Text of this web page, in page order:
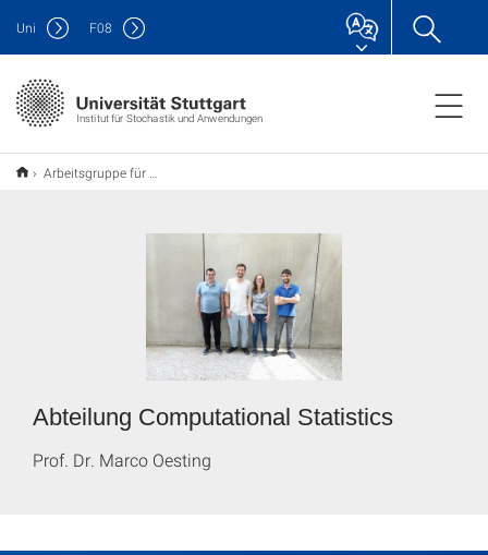
Institut für Stochastik und Anwendungen
Uni F08
Arbeitsgruppe für Computational Statistics
Abteilung Computational Statistics
Prof. Dr. Marco Oesting